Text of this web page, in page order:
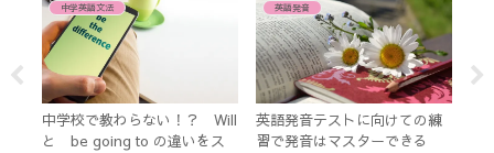
中学英語文法
中学校で教わらない！？ Will
と be going to の違いをス
英語発音
英語発音テストに向けての練
習で発音はマスターできる